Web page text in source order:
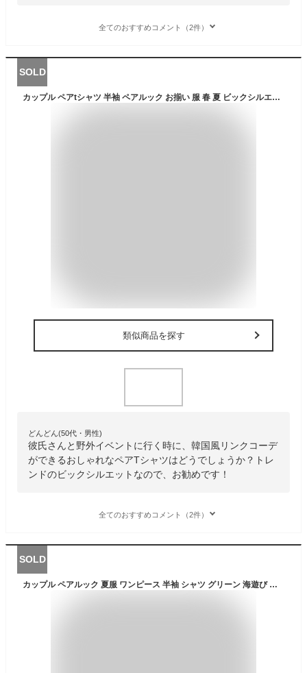
全てのおすすめコメント（2件）
SOLD
カップル ペアtシャツ 半袖 ペアルック お揃い 服 春 夏 ビックシルエット tシャツ 韓国ファッション デート おでかけコーデ おそろ オルチャンファッション 韓国服 リンクコーデ
類似商品を探す
どんどん(50代・男性)
彼氏さんと野外イベントに行く時に、韓国風リンクコーデ
ができるおしゃれなペアTシャツはどうでしょうか？トレ
ンドのビックシルエットなので、お勧めです！
全てのおすすめコメント（2件）
SOLD
カップル ペアルック 夏服 ワンピース 半袖 シャツ グリーン 海遊び ペアルック 韓国風 無地 カップル リンクコーデ 夫婦お揃い カップルお揃い 着痩せ 男シャツ ペアルック シャツ 家族 恋人 夫婦お揃い カップルペア 海リゾート 旅行 夏服 夏休み 記念日プレゼント